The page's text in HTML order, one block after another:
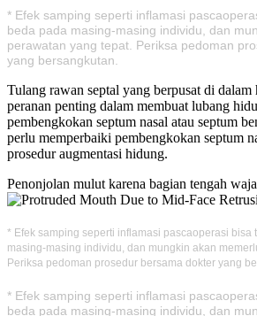
* Efek samping seperti inflamasi
beda pada masing-masing individu, dan
perawatan yang tepat. Periksa pedoman
yang bersangkutan.
Tulang rawan septal yang berpusat di dalam
peranan penting dalam membuat lubang
pembengkokan septum nasal atau septum
perlu memperbaiki pembengkokan septum
prosedur augmentasi hidung.
Penonjolan mulut karena bagian tengah
* Efek samping seperti inflamasi pascaoperasi
masing-masing individu, dan mungkin akan
Periksa pedoman prosedur bersama dokter yang
* Efek samping seperti inflamasi
beda pada masing-masing individu, dan